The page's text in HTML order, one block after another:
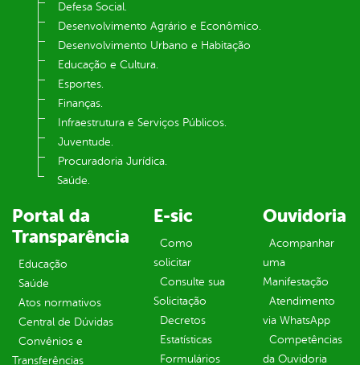
Defesa Social.
Desenvolvimento Agrário e Econômico.
Desenvolvimento Urbano e Habitação
Educação e Cultura.
Esportes.
Finanças.
Infraestrutura e Serviços Públicos.
Juventude.
Procuradoria Jurídica.
Saúde.
Portal da
Transparência
Educação
Saúde
Atos normativos
Central de Dúvidas
Convênios e
Transferências
E-sic
Como
solicitar
Consulte sua
Solicitação
Decretos
Estatísticas
Formulários
Ouvidoria
Acompanhar
uma
Manifestação
Atendimento
via WhatsApp
Competências
da Ouvidoria